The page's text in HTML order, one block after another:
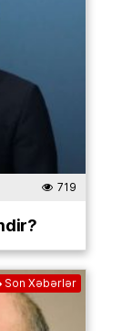
719
Son Xəbərlər